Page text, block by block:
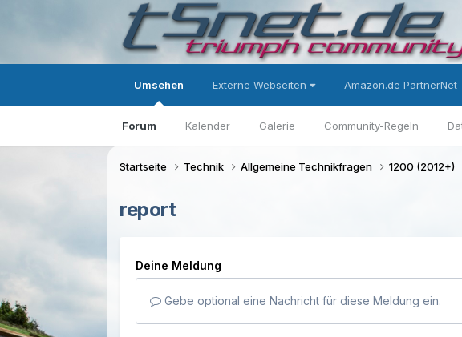
Umsehen
Forum Kalender Galerie Community-Regeln
Externe Webseiten Amazon.de PartnerNet
Startseite Technik Allgemeine Technikfragen 1200 (2012+)
report
Deine Meldung
Gebe optional eine Nachricht für diese Meldung ein.